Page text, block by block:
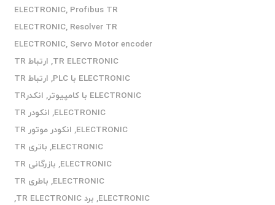
ELECTRONIC, Profibus TR
ELECTRONIC, Resolver TR
ELECTRONIC, Servo Motor encoder
TR ELECTRONIC
,
ارتباط TR
ELECTRONIC با PLC
,
ارتباط TR
ELECTRONIC با کامپیوتر
,
انکدرTR
ELECTRONIC
,
انکودر TR
ELECTRONIC
,
انکودر موتور TR
ELECTRONIC
,
باتری TR
ELECTRONIC
,
بازرگانی TR
ELECTRONIC
,
باطری TR
ELECTRONIC
, برد TR ELECTRONIC
,